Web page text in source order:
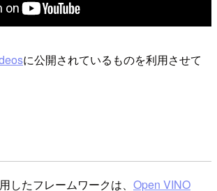
に公開されているものを利用させて
したフレームワークは、 Open VINO